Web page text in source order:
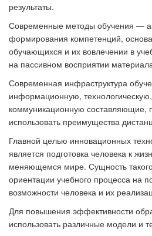
результаты.
Современные методы обучения —
формирования компетенций,
обучающихся и их вовлечении в
на пассивном восприятии
Современная инфраструктура
информационную,
коммуникационную
использовать преимущества
Главной целью инновационных
является подготовка человека к
меняющемся мире. Сущность
ориентации учебного процесса на
возможности человека и их
Для повышения эффективности
использовать различные модели и